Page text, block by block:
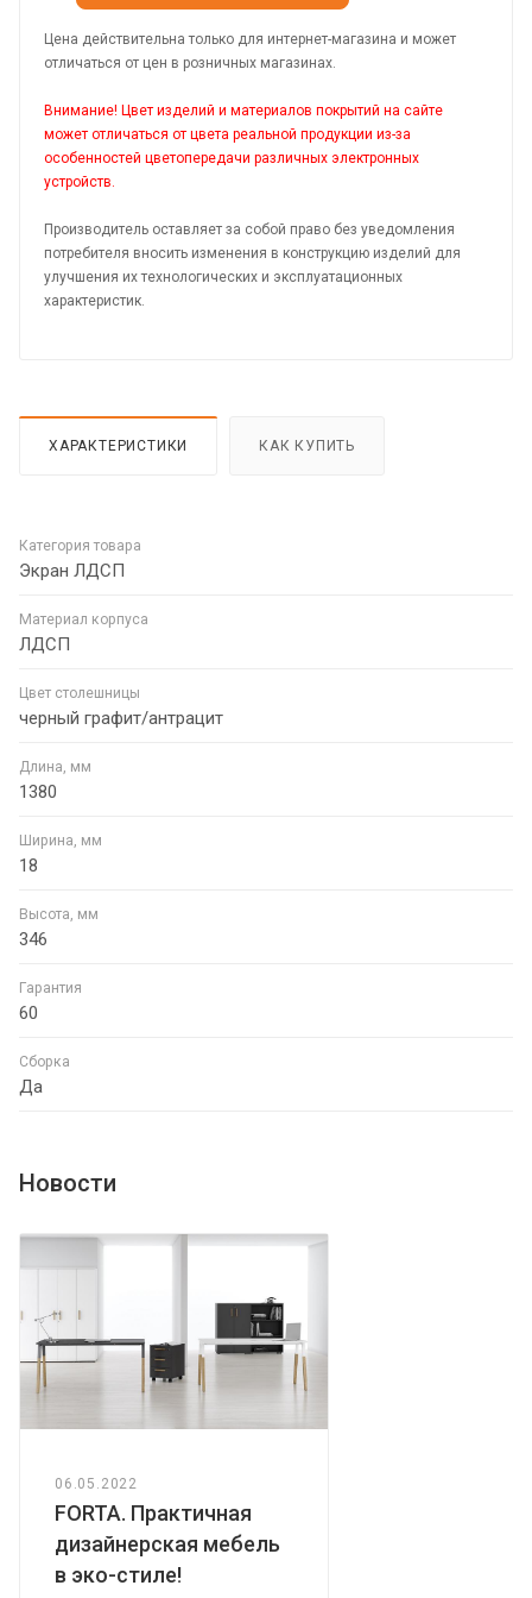
Цена действительна только для интернет-магазина и может
отличаться от цен в розничных магазинах.
Внимание! Цвет изделий и материалов покрытий на сайте
может отличаться от цвета реальной продукции из-за
особенностей цветопередачи различных электронных
устройств.
Производитель оставляет за собой право без уведомления
потребителя вносить изменения в конструкцию изделий для
улучшения их технологических и эксплуатационных
характеристик.
ХАРАКТЕРИСТИКИ КАК КУПИТЬ
Категория товара
Экран ЛДСП
Материал корпуса
ЛДСП
Цвет столешницы
черный графит/антрацит
Длина, мм
1380
Ширина, мм
18
Высота, мм
346
Гарантия
60
Сборка
Да
Новости
06.05.2022
FORTA. Практичная
дизайнерская мебель
в эко-стиле!